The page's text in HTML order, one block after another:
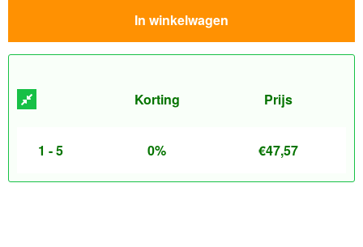
In winkelwagen
Korting Prijs
1 - 5 0% €47,57